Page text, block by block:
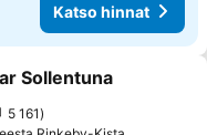
Katso hinnat
Sollentuna
5 161